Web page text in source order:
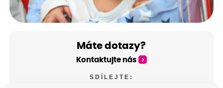
Máte dotazy?
Kontaktujte nás
SDÍLEJTE: